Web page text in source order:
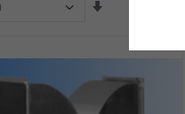
Sắp Xếp Theo